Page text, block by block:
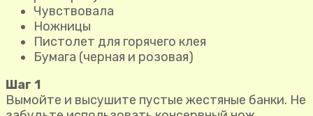
Чувствовала
Ножницы
Пистолет для горячего клея
Бумага (черная и розовая)
Шаг 1
Вымойте и высушите пустые жестяные банки. Не